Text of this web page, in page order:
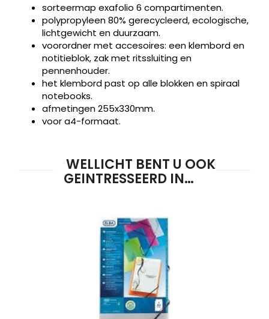
sorteermap exafolio 6 compartimenten.
polypropyleen 80% gerecycleerd, ecologische,
lichtgewicht en duurzaam.
voorordner met accesoires: een klembord en
notitieblok, zak met ritssluiting en
pennenhouder.
het klembord past op alle blokken en spiraal
notebooks.
afmetingen 255x330mm.
voor a4-formaat.
WELLICHT BENT U OOK
GEINTRESSEERD IN…